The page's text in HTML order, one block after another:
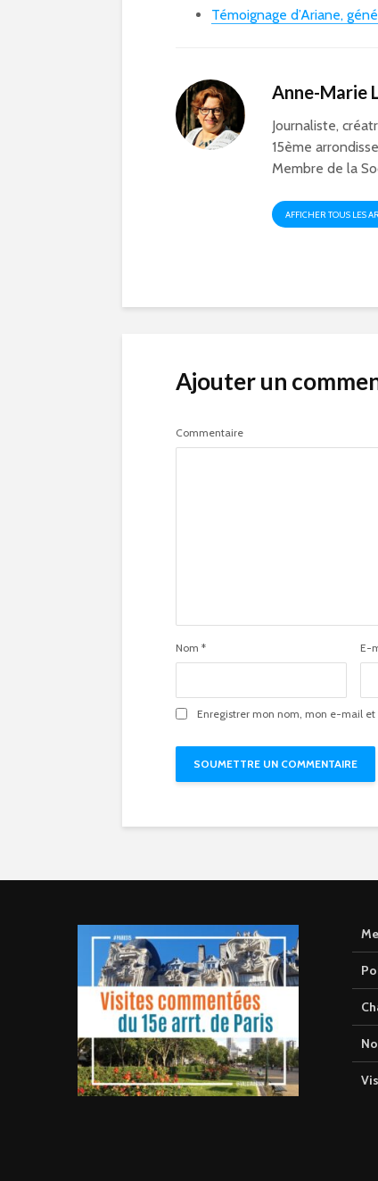
Témoignage d’Ariane,
Anne-Marie
Journaliste,
15ème
Membre de la
AFFICHER TOUS LES
Ajouter un
Commentaire
Nom * E-
Enregistrer mon nom, mon e-mail